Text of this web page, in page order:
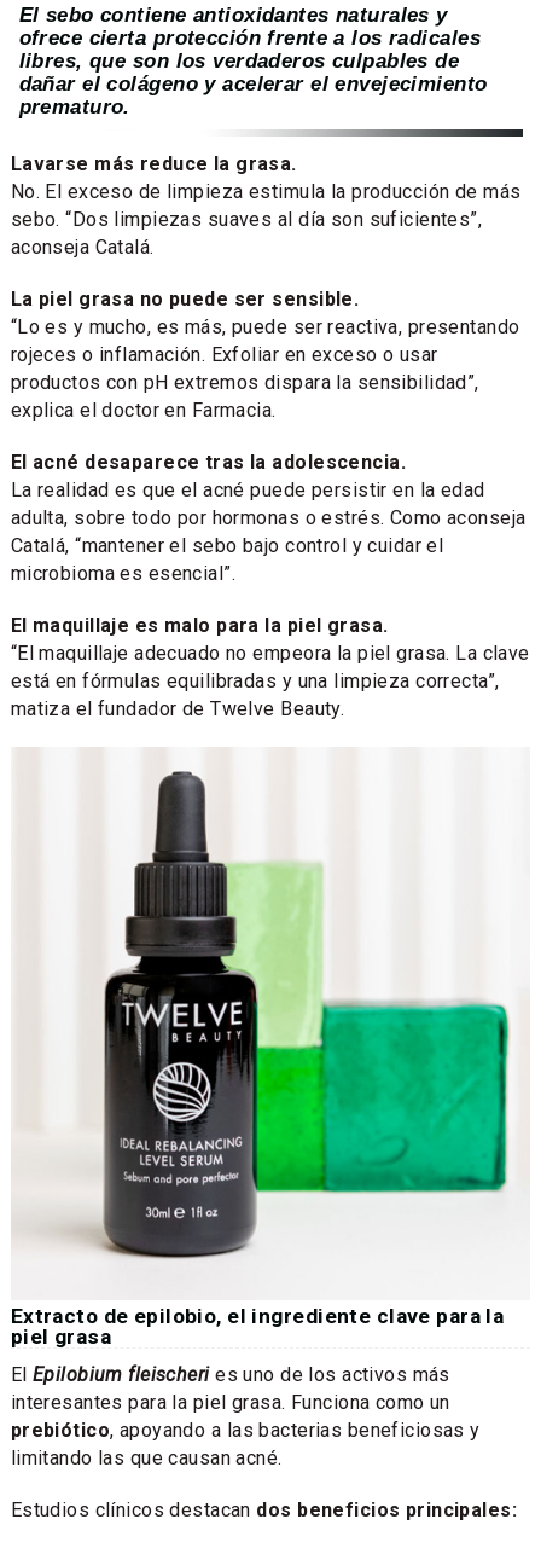
El sebo contiene antioxidantes naturales y
ofrece cierta protección frente a los radicales
libres, que son los verdaderos culpables de
dañar el colágeno y acelerar el envejecimiento
prematuro.
Lavarse más reduce la grasa.
No. El exceso de limpieza estimula la producción de más
sebo. “Dos limpiezas suaves al día son suficientes”,
aconseja Catalá.
La piel grasa no puede ser sensible.
“Lo es y mucho, es más, puede ser reactiva, presentando
rojeces o inflamación. Exfoliar en exceso o usar
productos con pH extremos dispara la sensibilidad”,
explica el doctor en Farmacia.
El acné desaparece tras la adolescencia.
La realidad es que el acné puede persistir en la edad
adulta, sobre todo por hormonas o estrés. Como aconseja
Catalá, “mantener el sebo bajo control y cuidar el
microbioma es esencial”.
El maquillaje es malo para la piel grasa.
“El maquillaje adecuado no empeora la piel grasa. La clave
está en fórmulas equilibradas y una limpieza correcta”,
matiza el fundador de Twelve Beauty.
Extracto de epilobio, el ingrediente clave para la
piel grasa
El Epilobium fleischeries uno de los activos más
interesantes para la piel grasa. Funciona como un
prebiótico, apoyando a las bacterias beneficiosas y
limitando las que causan acné.
Estudios clínicos destacan dos beneficios principales: